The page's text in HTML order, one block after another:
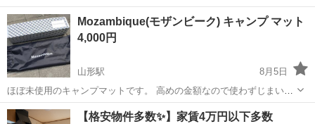
シェードでより雰囲気が良くなります。 自宅でもアウトドアでも重宝
すると思います。 本体は新品ですが確認のため1度開封してます。 シ
ェードの2セット...
山形 山形市 その他 ほおずき
Mozambique(モザンビーク) キャンプ マット
4,000円
山形駅
8月5日
ほぼ未使用のキャンプマットです。 高めの金額なので使わずじまいで
保管してます。 お要りの方いかがでしょうか？
山形 山形市 山形駅 その他 モザンビーク
【格安物件多数✨】家賃4万円以下多数